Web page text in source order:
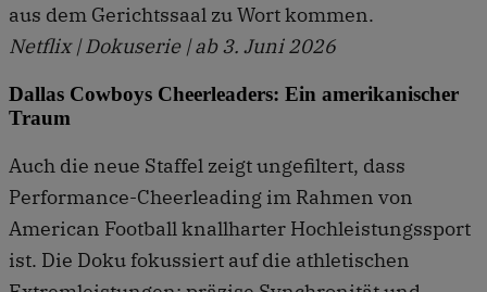
aus dem Gerichtssaal zu Wort kommen.
Netflix | Dokuserie | ab 3. Juni 2026
Dallas Cowboys Cheerleaders: Ein amerikanischer
Traum
Auch die neue Staffel zeigt unge­filtert, dass
Performance-Cheer­leading im Rahmen von
American Football knallharter Hochleistungssport
ist. Die Doku fokussiert auf die athletischen